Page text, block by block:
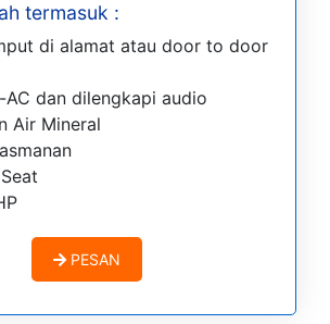
termasuk :
di alamat atau door to door
AC dan dilengkapi audio
Air Mineral
PESAN